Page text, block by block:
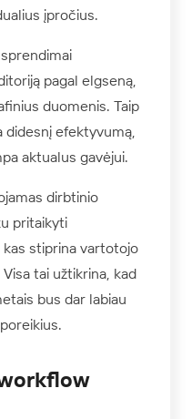
įpročius.
pagal elgseną,
duomenis. Taip
didesnį efektyvumą,
aktualus gavėjui.
dirbtinio
pritaikyti
stiprina vartotojo
tai užtikrina, kad
bus dar labiau